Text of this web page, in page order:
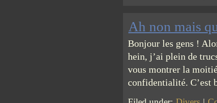
Ah non mais
Bonjour les gens !
hein, j’ai plein de
vous montrer la
confidentialité.